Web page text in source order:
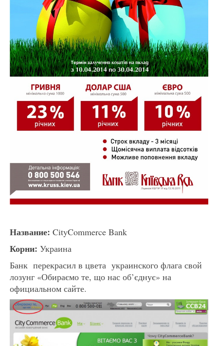
Название: CityCommerce Bank
Корни: Украина
Банк перекрасил в цвета украинского флага свой
лозунг «Обираємо те, що нас об’єднує» на
официальном сайте.